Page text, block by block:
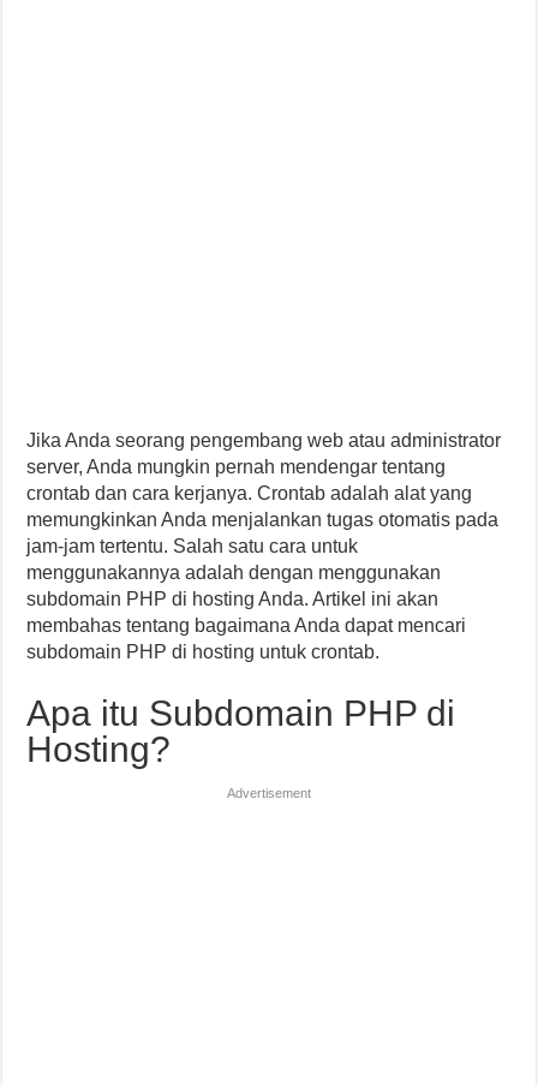
Jika Anda seorang pengembang web atau administrator
server, Anda mungkin pernah mendengar tentang
crontab dan cara kerjanya. Crontab adalah alat yang
memungkinkan Anda menjalankan tugas otomatis pada
jam-jam tertentu. Salah satu cara untuk
menggunakannya adalah dengan menggunakan
subdomain PHP di hosting Anda. Artikel ini akan
membahas tentang bagaimana Anda dapat mencari
subdomain PHP di hosting untuk crontab.
Apa itu Subdomain PHP di
Hosting?
Advertisement